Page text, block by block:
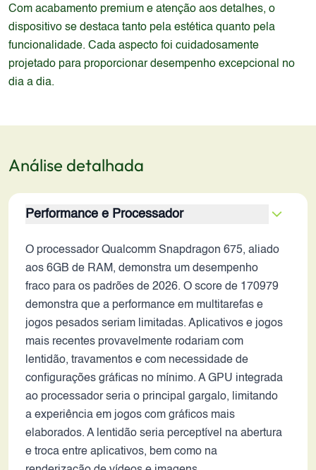
Com acabamento premium e atenção aos detalhes, o
dispositivo se destaca tanto pela estética quanto pela
funcionalidade. Cada aspecto foi cuidadosamente
projetado para proporcionar desempenho excepcional no
dia a dia.
Análise detalhada
Performance e Processador
O processador Qualcomm Snapdragon 675, aliado
aos 6GB de RAM, demonstra um desempenho
fraco para os padrões de 2026. O score de 170979
demonstra que a performance em multitarefas e
jogos pesados seriam limitadas. Aplicativos e jogos
mais recentes provavelmente rodariam com
lentidão, travamentos e com necessidade de
configurações gráficas no mínimo. A GPU integrada
ao processador seria o principal gargalo, limitando
a experiência em jogos com gráficos mais
elaborados. A lentidão seria perceptível na abertura
e troca entre aplicativos, bem como na